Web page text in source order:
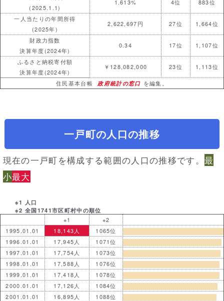
(2025.1.1)
1.613% 4位 883位
一人当たりの年間所得
(2025年)
2,622,697円 27位 1,664位
財政力指数
決算年度(2024年)
0.34 17位 1,107位
ふるさと納税寄付額
決算年度(2024年)
￥128,082,000 23位 1,113位
住民基本台帳 政府統計の窓口 を編集。
一戸町の人口の推移
現在の一戸町を構成する範囲の人口の推移です。 最
小最大
※1 人口
※2 全国1741市区町村中の順位
※1
※2
1995.01.01
18,143人
1065位
1996.01.01
17,945人
1071位
1997.01.01
17,754人
1073位
1998.01.01
17,588人
1076位
1999.01.01
17,418人
1078位
2000.01.01
17,126人
1084位
2001.01.01
16,895人
1088位